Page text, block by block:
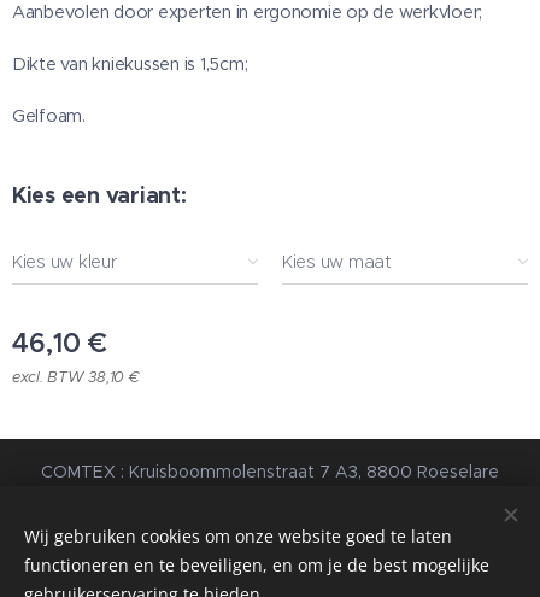
Aanbevolen door experten in ergonomie op de werkvloer;
Dikte van kniekussen is 1,5cm;
Gelfoam.
Kies een variant:
Kies uw kleur Kies uw maat
46,10 €
excl. BTW 38,10 €
COMTEX : Kruisboommolenstraat 7 A3, 8800 Roeselare
Voorwaarden| Privacybeleid
webdesign estart.be
Cookies
Wij gebruiken cookies om onze website goed te laten
functioneren en te beveiligen, en om je de best mogelijke